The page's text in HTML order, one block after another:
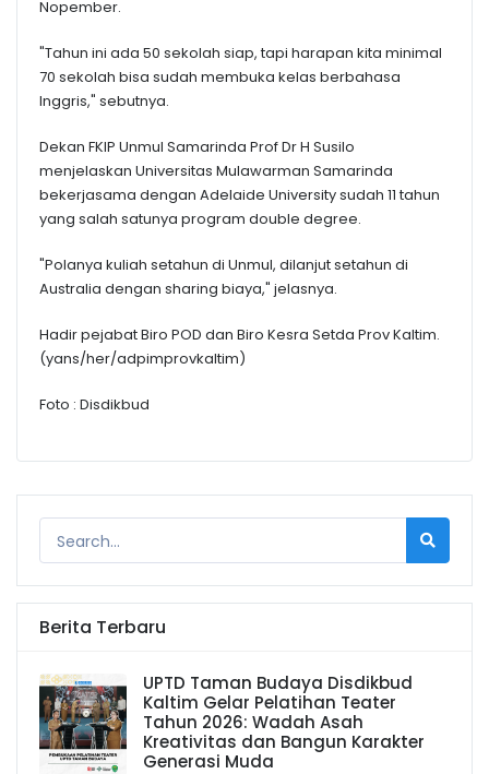
Nopember.
"Tahun ini ada 50 sekolah siap, tapi harapan kita minimal
70 sekolah bisa sudah membuka kelas berbahasa
Inggris," sebutnya.
Dekan FKIP Unmul Samarinda Prof Dr H Susilo
menjelaskan Universitas Mulawarman Samarinda
bekerjasama dengan Adelaide University sudah 11 tahun
yang salah satunya program double degree.
"Polanya kuliah setahun di Unmul, dilanjut setahun di
Australia dengan sharing biaya," jelasnya.
Hadir pejabat Biro POD dan Biro Kesra Setda Prov Kaltim.
(yans/her/adpimprovkaltim)
Foto : Disdikbud
Berita Terbaru
UPTD Taman Budaya Disdikbud
Kaltim Gelar Pelatihan Teater
Tahun 2026: Wadah Asah
Kreativitas dan Bangun Karakter
Generasi Muda